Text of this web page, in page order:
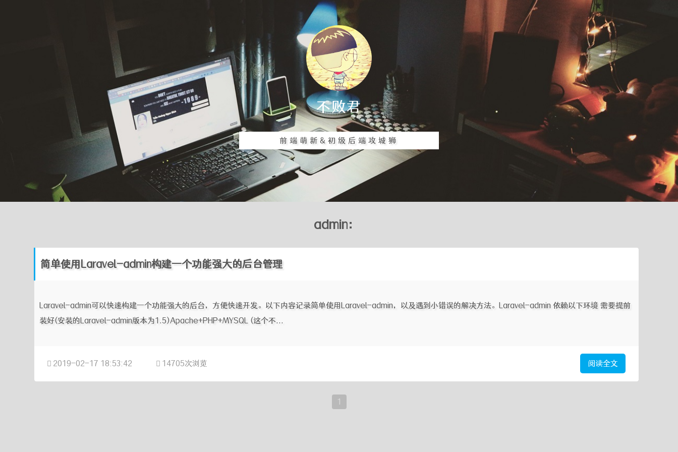
不败君
前端萌新&初级后端攻城狮
admin：
简单使用Laravel-admin构建一个功能强大的后台管理
Laravel-admin可以快速构建一个功能强大的后台，方便快速开发。以下内容记录简单使用Laravel-admin，以及遇到小错误的解决方法。Laravel-admin 依赖以下环境 需要提前
装好(安装的Laravel-admin版本为1.5)Apache+PHP+MYSQL (这个不...
2019-02-17 18:53:42 14705次浏览 阅读全文
1